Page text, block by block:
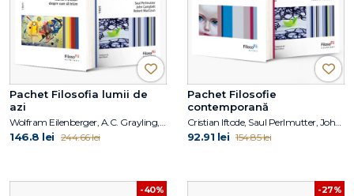
Pachet Filosofia lumii de
azi
146.8 lei 244.66 lei
Pachet Filosofie
contemporană
92.91 lei 154.85 lei
-40% -27%